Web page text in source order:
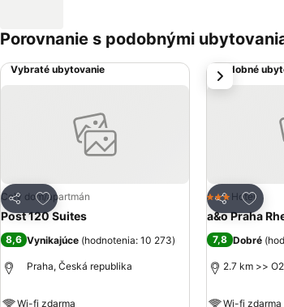
Porovnanie s podobnými
Vybraté ubytovanie
Zdieľať
Pridať do obľúbených
Celý dom/apartmán
Post 120 Suites
8,6 Vynikajúce (hodnotenia: 10 273)
Praha, Česká republika
Wi-fi zdarma
Podobné
Zdieľať
Pridať
3 PočetHotel
a&o Praha
7,8 Dobré (
2.7 km >>
Wi-fi zdarma
next